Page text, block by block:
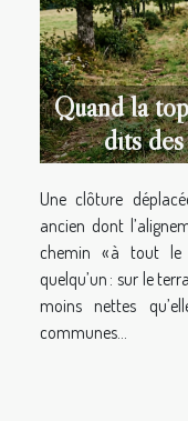
Quand la
dits
Une clôture
ancien dont
chemin « à tout
quelqu’un : sur le
moins nettes
communes...